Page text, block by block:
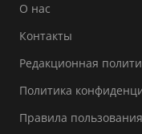
О нас
Контакты
Редакционная
Политика
Правила